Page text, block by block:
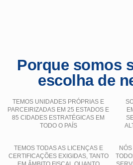
Porque somos
escolha de
TEMOS UNIDADES PRÓPRIAS E
PARCEIRIZADAS EM 25 ESTADOS E
85 CIDADES ESTRATÉGICAS EM
TODO O PAÍS
TEMOS TODAS AS LICENÇAS E
CERTIFICAÇÕES EXIGIDAS, TANTO